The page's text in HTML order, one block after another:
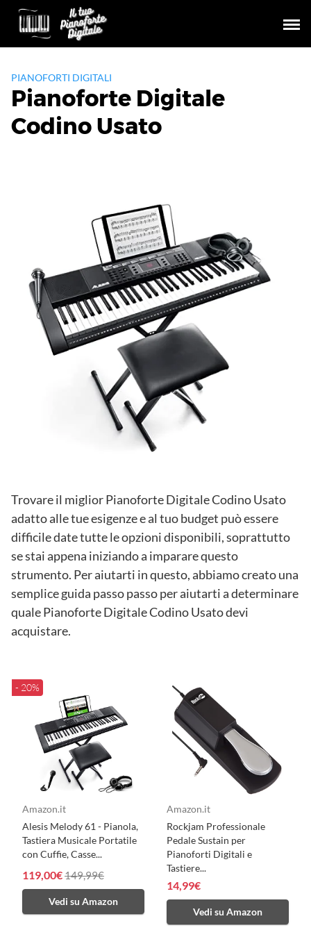
Skip
content
PIANOFORTI DIGITALI
Pianoforte Digitale
Codino Usato
Trovare il miglior Pianoforte Digitale Codino Usato
adatto alle tue esigenze e al tuo budget può essere
difficile date tutte le opzioni disponibili, soprattutto
se stai appena iniziando a imparare questo
strumento. Per aiutarti in questo, abbiamo creato una
semplice guida passo passo per aiutarti a determinare
quale Pianoforte Digitale Codino Usato devi
acquistare.
- 20%
Amazon.it
Alesis Melody 61 - Pianola,
Tastiera Musicale Portatile
con Cuffie, Casse...
119,00€149,99€
Vedi su Amazon
Amazon.it
Rockjam Professionale
Pedale Sustain per
Pianoforti Digitali e
Tastiere...
14,99€
Vedi su Amazon